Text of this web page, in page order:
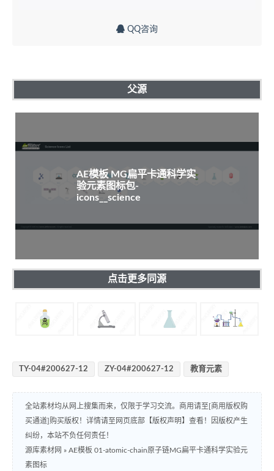
QQ咨询
父源
AE模板 MG扁平卡通科学实
验元素图标包-
icons__science
点击更多同源
TY-04#200627-12 ZY-04#200627-12 教育元素
全站素材均从网上搜集而来，仅限于学习交流。商用请至[商用版权购
买通道]购买版权！详情请至网页底部【版权声明】查看！因版权产生
纠纷，本站不负任何责任！
源库素材网 » AE模板 01-atomic-chain原子链MG扁平卡通科学实验元
素图标